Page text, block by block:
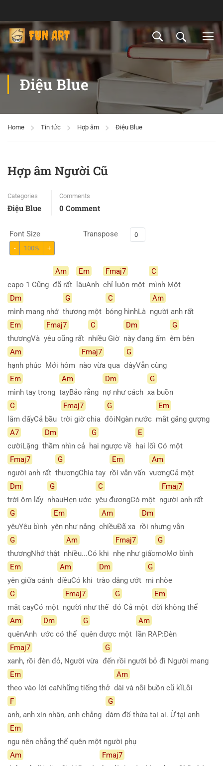
Điệu Blue
Home Tin tức Hợp âm Điệu Blue
Hợp âm Người Cũ
Categories
Điệu Blue
Comments
0 Comment
Font Size
- 100% +
Transpose
capo 1 Cũng
Am
đã rất
Em
lâuAnh
Fmaj7
chỉ luôn một
C
mình Một
Dm
mình mang nhớ
G
thương một
C
bóng hìnhLà
Am
người anh rất
Em
thươngVà
Fmaj7
yêu cũng rất
C
nhiều Giờ
Dm
này đang ấm
G
êm bên
Am
hạnh phúc Mới hôm
Fmaj7
nào vừa qua
G
đâyVẫn cùng
Em
mình tay trong
Am
tayBảo rằng
Dm
nợ như cách
G
xa buồn
C
lắm đấyCả bầu
Fmaj7
trời giờ chia
G
đôiNgàn nước
Em
mắt gắng gượng
A7
cườiLặng
Dm
thầm nhìn cả
G
hai ngược về
E
hai lối Có một
Fmaj7
người anh rất
G
thươngChia tay
Em
rồi vẫn vấn
Am
vươngCả một
Dm
trời ôm lấy
G
nhauHẹn ước
C
yêu đươngCó một
Fmaj7
người anh rất
G
yêuYêu bình
Em
yên như nắng
Am
chiềuĐã xa
Dm
rồi nhưng vẫn
G
thươngNhớ thật
Am
nhiều...Có khi
Fmaj7
nhẹ như giấc
G
mơMơ bình
Em
yên giữa cánh
Am
diềuCó khi
Dm
trào dâng ướt
G
mi nhòe
C
mắt cayCó một
Fmaj7
người như thế
G
đó Cả một
Em
đời không thể
Am
quênAnh
Dm
ước có thể
G
quên được một
Am
lần RAP:Đèn
Fmaj7
xanh, rồi đèn đỏ, Người vừa
G
đến rồi người bỏ đi Người mang
Em
theo vào lời caNhững tiếng thở
Am
dài và nỗi buồn cũ kĩLỗi
F
anh, anh xin nhận, anh chẳng
G
dám đổ thừa tại ai. Ừ tại anh
Em
ngu nên chẳng thể quên một người phụ
Am
Fmaj7